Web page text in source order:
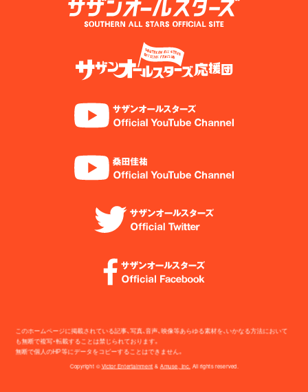
このホームページに掲載されている記事、写真、音声、映像等あらゆる素材を、いかなる方法において
も無断で複写・転載することは禁じられております。
無断で個人のHP等にデータをコピーすることはできません。
Copyright ©Victor Entertainment &Amuse, Inc. All rights reserved.